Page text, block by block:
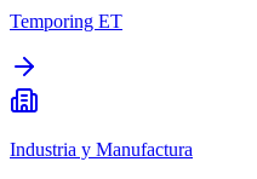
Temporing ET
Industria y Manufactura